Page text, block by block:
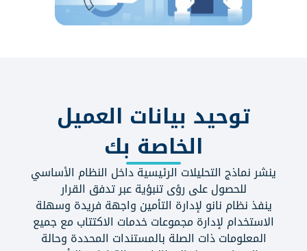
توحيد بيانات العميل
الخاصة بك
ينشر نماذج التحليلات الرئيسية داخل النظام الأساسي
للحصول على رؤى تنبؤية عبر تدفق القرار
ينفذ نظام نانو لإدارة التأمين واجهة فريدة وسهلة
الاستخدام لإدارة مجموعات خدمات الاكتتاب مع جميع
المعلومات ذات الصلة بالمستندات المحددة وحالة